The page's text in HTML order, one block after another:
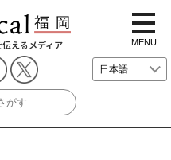
えるメディア
t
o
g
g
e
i
MENU